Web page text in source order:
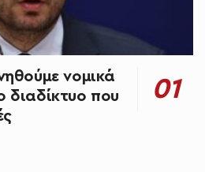
νομικά
που